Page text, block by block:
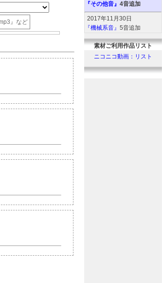
』など
『その他音』 4音追加
2017年11月30日
『機械系音』 5音追加
『人間系音』2音追加
『環境系音』6音追加
『動物系音』6音追加
素材ご利用作品リスト
ニコニコ動画：リスト